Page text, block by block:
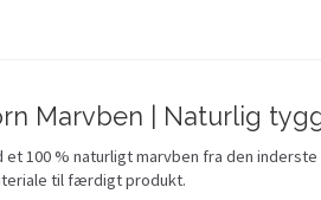
Marvben | Naturlig
et 100 % naturligt marvben fra den
til færdigt produkt.